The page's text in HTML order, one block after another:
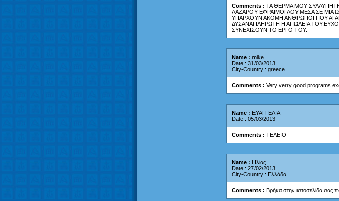
Comments : ΤΑ ΘΕΡΜΑ ΜΟΥ
ΛΑΖΑΡΟΥ ΕΦΡΑΙΜΟΓΛΟΥ.ΜΕΣΑ ΣΕ ΜΙΑ
ΥΠΑΡΧΟΥΝ ΑΚΟΜΗ ΑΝΘΡΩΠΟΙ ΠΟΥ
ΔΥΣΑΝΑΠΛΗΡΩΤΗ Η ΑΠΩΛΕΙΑ
ΣΥΝΕΧΙΣΟΥΝ ΤΟ ΕΡΓΟ ΤΟΥ.
Name : mike
Date : 31/03/2013
City-Country : greece
Comments : Very verry good programs
Name : ΕΥΑΓΓΕΛΙΑ
Date : 05/03/2013
Comments : ΤΕΛΕΙΟ
Name : Ηλίας
Date : 27/02/2013
City-Country : Ελλάδα
Comments : Βρήκα στην ιστοσελίδα σας